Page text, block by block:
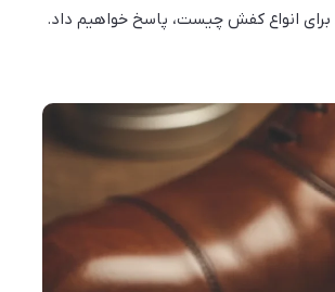
انواع کفش چیست، پاسخ خواهیم داد.